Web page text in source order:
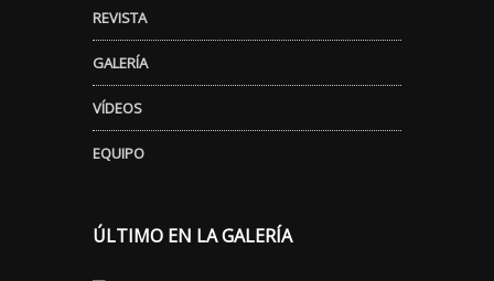
REVISTA
GALERÍA
VÍDEOS
EQUIPO
ÚLTIMO EN LA GALERÍA